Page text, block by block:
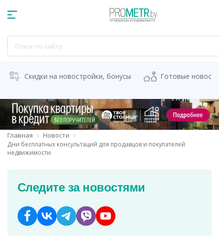
Скидки на новостройки, бонусы Готовые
Главная Новости
Дни бесплатных консультаций для продавцов и покупателей
недвижимости
Следите за новостями